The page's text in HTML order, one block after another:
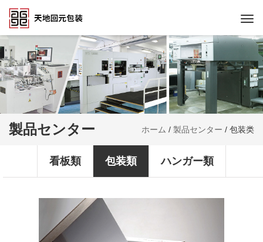
製品センター ホーム / 製品センター / 包装类
看板類 包装類 ハンガー類